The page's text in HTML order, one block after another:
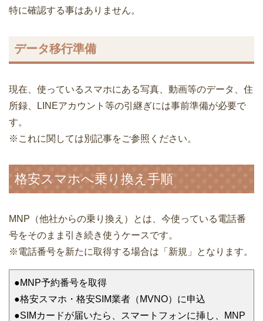
特に確認する事はありません。
データ移行準備
現在、使っているスマホにある写真、動画等のデータ、住
所録、LINEアカウント等の引継ぎには事前準備が必要で
す。
※これに関しては別記事をご参照ください。
格安スマホへ乗り換え手順
MNP（他社からの乗り換え）とは、今使っている電話番
号をそのまま引き続き使うケースです。
※電話番号を新たに取得する場合は「新規」となります。
●MNP予約番号を取得
●格安スマホ・格安SIM業者（MVNO）に申込
●SIMカードが届いたら、スマートフォンに挿し、MNP